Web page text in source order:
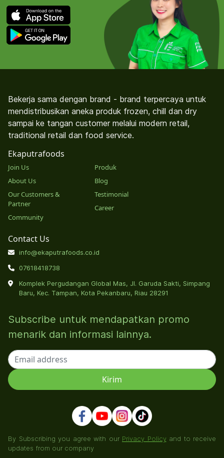
Bekerja sama dengan brand - brand terpercaya untuk
mendistribusikan aneka produk frozen, chill dan dry
sampai ke tangan customer melalui modern retail,
traditional retail dan food service.
Ekaputrafoods
Join Us
About Us
Our Customers &
Partner
Community
Produk
Blog
Testimonial
Career
Contact Us
info@ekaputrafoods.co.id
07618418738
Komplek Pergudangan Global Mas, Jl. Garuda Sakti, Simpang
Baru, Kec. Tampan, Kota Pekanbaru, Riau 28291
Subscribe untuk mendapatkan promo
menarik dan informasi lainnya.
By Subscribing you agree with our Privacy Policyand to receive
updates from our company